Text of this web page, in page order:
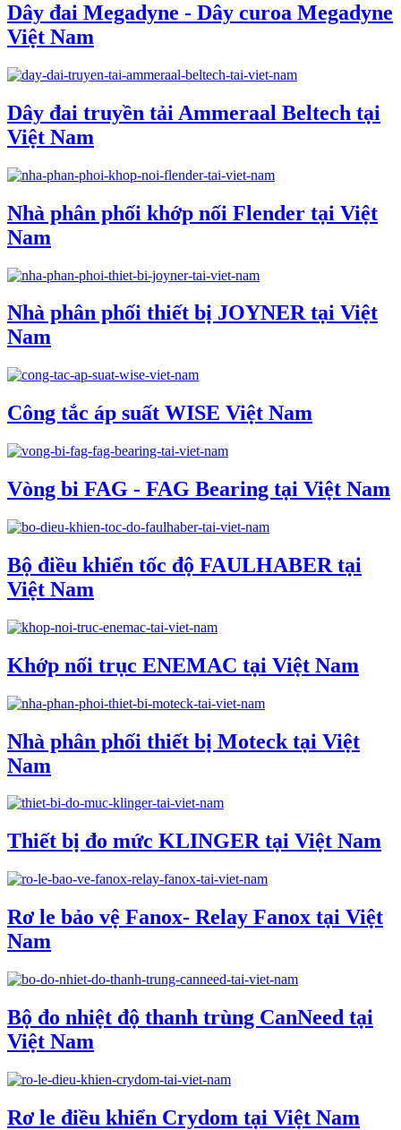
Dây đai Megadyne - Dây curoa Megadyne
Việt Nam
Dây đai truyền tải Ammeraal Beltech tại
Việt Nam
Nhà phân phối khớp nối Flender tại Việt
Nam
Nhà phân phối thiết bị JOYNER tại Việt
Nam
Công tắc áp suất WISE Việt Nam
Vòng bi FAG - FAG Bearing tại Việt Nam
Bộ điều khiển tốc độ FAULHABER tại
Việt Nam
Khớp nối trục ENEMAC tại Việt Nam
Nhà phân phối thiết bị Moteck tại Việt
Nam
Thiết bị đo mức KLINGER tại Việt Nam
Rơ le bảo vệ Fanox- Relay Fanox tại Việt
Nam
Bộ đo nhiệt độ thanh trùng CanNeed tại
Việt Nam
Rơ le điều khiển Crydom tại Việt Nam